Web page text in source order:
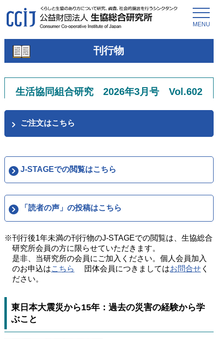
MENU
刊行物
生活協同組合研究 2026年3月号 Vol.602
ご注文はこちら
J-STAGEでの閲覧はこちら
「読者の声」の投稿はこちら
※刊行後1年未満の刊行物のJ-STAGEでの閲覧は、生協総合
研究所会員の方に限らせていただきます。
是非、当研究所の会員にご加入ください。個人会員加入
のお申込はこちら 団体会員につきましてはお問合せく
ださい。
東日本大震災から15年：過去の災害の経験から学
ぶこと